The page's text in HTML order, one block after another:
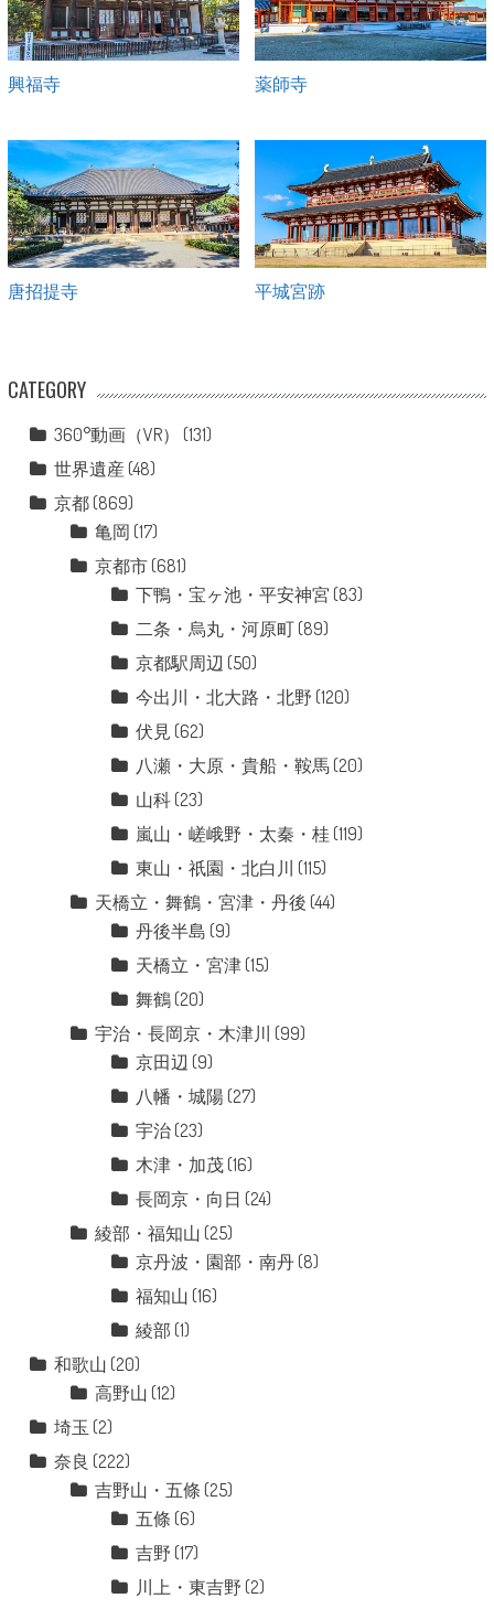
興福寺 薬師寺
唐招提寺 平城宮跡
CATEGORY
360°動画（VR）
(131)
世界遺産 (48)
京都(869)
亀岡 (17)
京都市(681)
下鴨・宝ヶ池・平安神宮 (83)
二条・烏丸・河原町(89)
京都駅周辺 (50)
今出川・北大路・北野 (120)
伏見 (62)
八瀬・大原・貴船・鞍馬(20)
山科(23)
嵐山・嵯峨野・太秦・桂 (119)
東山・祇園・北白川 (115)
天橋立・舞鶴・宮津・丹後 (44)
丹後半島 (9)
天橋立・宮津(15)
舞鶴(20)
宇治・長岡京・木津川 (99)
京田辺 (9)
八幡・城陽 (27)
宇治(23)
木津・加茂(16)
長岡京・向日 (24)
綾部・福知山 (25)
京丹波・園部・南丹(8)
福知山 (16)
綾部 (1)
和歌山 (20)
高野山 (12)
埼玉 (2)
奈良 (222)
吉野山・五條 (25)
五條 (6)
吉野 (17)
川上・東吉野 (2)